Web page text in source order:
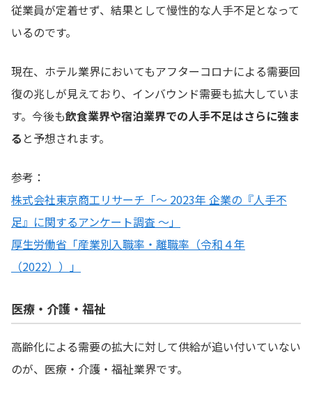
従業員が定着せず、結果として慢性的な人手不足となって
いるのです。
現在、ホテル業界においてもアフターコロナによる需要回
復の兆しが見えており、インバウンド需要も拡大していま
す。今後も飲食業界や宿泊業界での人手不足はさらに強ま
る と予想されます。
参考：
株式会社東京商工リサーチ「～ 2023年 企業の『人手不
足』に関するアンケート調査 ～」
厚生労働省「産業別入職率・離職率（令和４年
（2022））」
医療・介護・福祉
高齢化による需要の拡大に対して供給が追い付いていない
のが、医療・介護・福祉業界です。